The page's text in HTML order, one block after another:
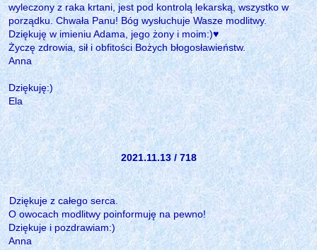
wyleczony z raka krtani, jest pod kontrolą lekarską, wszystko w
porządku. Chwała Panu! Bóg wysłuchuje Wasze modlitwy.
Dziękuję w imieniu Adama, jego żony i moim:)♥
Życzę zdrowia, sił i obfitości Bożych błogosławieństw.
Anna
Dziękuję:)
Ela
2021.11.13 / 718
Dziękuje z całego serca.
O owocach modlitwy poinformuję na pewno!
Dziękuje i pozdrawiam:)
Anna